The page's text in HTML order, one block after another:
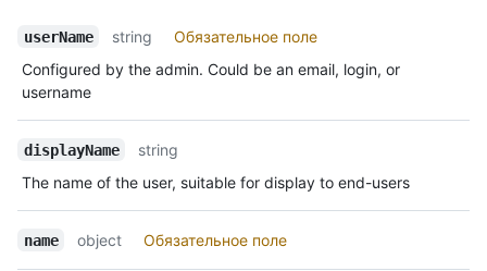
userName string
Обязательное поле
Configured by the admin. Could be an email, login, or
username
displayName
string
The name of the user, suitable for display to end-users
name object Обязательное поле